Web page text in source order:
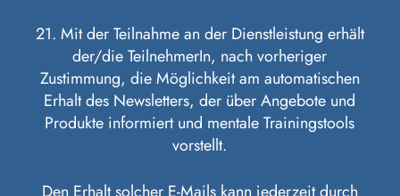
21. Mit der Teilnahme an der Dienstleistung erhält
der/die TeilnehmerIn, nach vorheriger
Zustimmung, die Möglichkeit am automatischen
Erhalt des Newsletters, der über Angebote und
Produkte informiert und mentale Trainingstools
vorstellt.
Den Erhalt solcher E-Mails kann jederzeit durch